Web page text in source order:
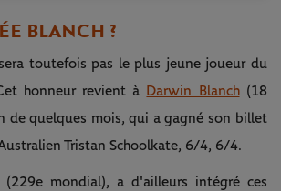
BLANCH ?
toutefois pas le plus jeune joueur du
honneur revient à
Darwin Blanch(18
de quelques mois, qui a gagné son billet
Tristan Schoolkate, 6/4, 6/4.
(229e mondial), a d'ailleurs intégré ces